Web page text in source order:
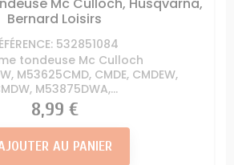
Bernard Loisirs
532851084
tondeuse Mc Culloch
M53625CMD, CMDE, CMDEW,
M53875DWA,...
Prix
8,99 €
AU PANIER